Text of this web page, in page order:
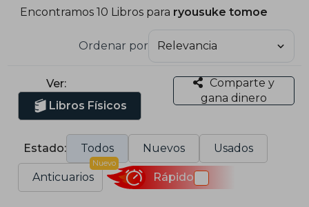
Encontramos 10 Libros para ryousuke tomoe
Ordenar por
Ver:
Libros Físicos
Comparte y
gana dinero
Estado: Todos Nuevos Usados
Anticuarios
Nuevo
Rápido